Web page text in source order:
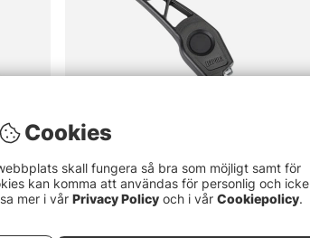
Cookies
skall fungera så bra som möjligt samt för
kan komma att användas för personlig och icke
mer i vår Privacy Policy och i vår Cookiepolicy.